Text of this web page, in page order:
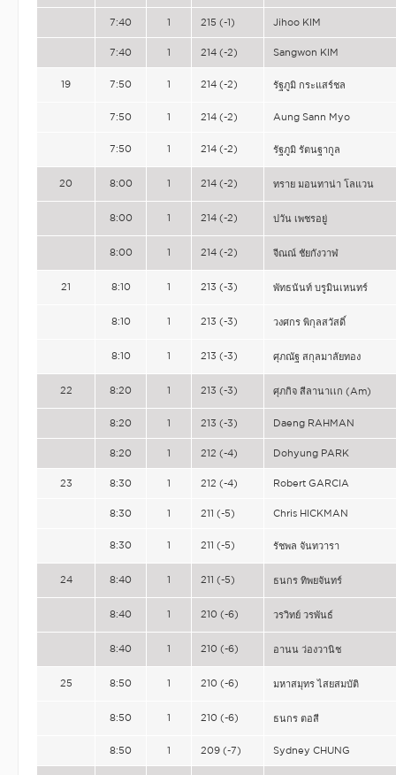
7:40 1 215 (-1) Jihoo KIM
7:40 1 214 (-2) Sangwon KIM
19 7:50 1 214 (-2) รัฐภูมิ กระแสร์ชล
7:50 1 214 (-2) Aung Sann Myo
7:50 1 214 (-2) รัฐภูมิ รัตนฐากูล
20 8:00 1 214 (-2) ทราย มอนทาน่า โลแวน
8:00 1 214 (-2) ปวัน เพชรอยู่
8:00 1 214 (-2) จีณณ์ ชัยกังวาฬ
21 8:10 1 213 (-3) พัทธนันท์ บรูมินเหนทร์
8:10 1 213 (-3) วงศกร พิกุลสวัสดิ์
8:10 1 213 (-3) ศุภณัฐ สกุลมาลัยทอง
22 8:20 1 213 (-3) ศุภกิจ สีลานาเเก (Am)
8:20 1 213 (-3) Daeng RAHMAN
8:20 1 212 (-4) Dohyung PARK
23 8:30 1 212 (-4) Robert GARCIA
8:30 1 211 (-5) Chris HICKMAN
8:30 1 211 (-5) รัชพล จันทวารา
24 8:40 1 211 (-5) ธนกร ทิพยจันทร์
8:40 1 210 (-6) วรวิทย์ วรพันธ์
8:40 1 210 (-6) อานน ว่องวานิช
25 8:50 1 210 (-6) มหาสมุทร ไสยสมบัติ
8:50 1 210 (-6) ธนกร ตอสี
8:50 1 209 (-7) Sydney CHUNG